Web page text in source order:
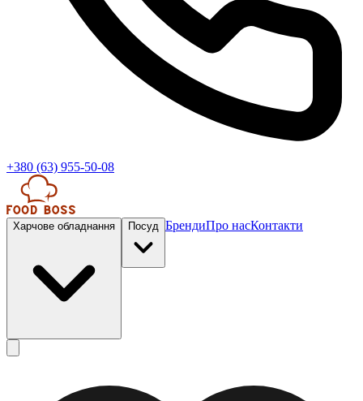
+380 (63) 955-50-08
Харчове обладнання Посуд БрендиПро насКонтакти